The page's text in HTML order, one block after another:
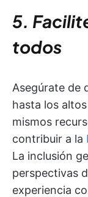
5.
todos
Asegúrate de
hasta los
mismos
contribuir a la
La inclusión
perspectivas
experiencia